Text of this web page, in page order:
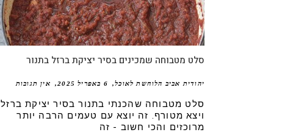
סלט מטבוחה שמכינים בסיר יציקת ברזל בתנור
יהודית אביב הלוחשת לאוכל 6 באפריל 2025 אין תגובות
סלט מטבוחה שהכנתי בתנור בסיר יציקת ברזל
ויצא מטורף. זה יוצא עם טעמים הרבה יותר
מרוכזים והכי חשוב - זה